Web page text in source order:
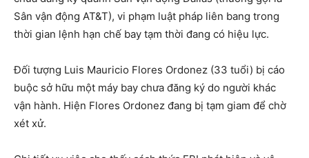
Sân vận động AT&T), vi phạm luật pháp liên bang trong
thời gian lệnh hạn chế bay tạm thời đang có hiệu lực.
Đối tượng Luis Mauricio Flores Ordonez (33 tuổi) bị cáo
buộc sở hữu một máy bay chưa đăng ký do người khác
vận hành. Hiện Flores Ordonez đang bị tạm giam để chờ
xét xử.